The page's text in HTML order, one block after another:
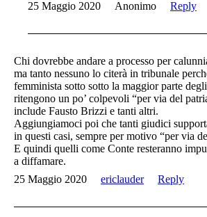
25 Maggio 2020
Anonimo Reply
Chi dovrebbe andare a processo per
ma tanto nessuno lo citerà in tribunale
femminista sotto sotto la maggior parte
ritengono un po’ colpevoli “per via del
include Fausto Brizzi e tanti altri.
Aggiungiamoci poi che tanti giudici
in questi casi, sempre per motivo “per via
E quindi quelli come Conte resteranno
a diffamare.
25 Maggio 2020
ericlauder Reply